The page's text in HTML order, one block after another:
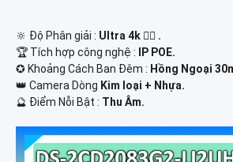
🔆 Độ Phân giải : Ultra 4k 👍🏾 .
🏆 Tích hợp công nghệ :
IP POE.
✪ Khoảng Cách Ban Đêm : Hồng Ngoại
👑 Camera Dòng Kim loại + Nhựa.
️🔮 Điểm Nỗi Bật : Thu Âm.